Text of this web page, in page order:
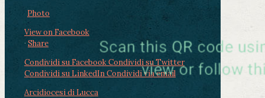
Photo
View on Facebook
· Share
Condividi su FacebookCondividi su Twitter
Condividi su LinkedInCondividi via email
Arcidiocesi di Lucca